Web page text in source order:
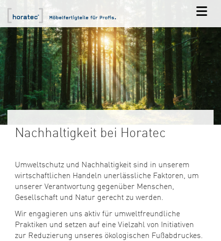
Nachhaltigkeit bei Horatec
Umweltschutz und Nachhaltigkeit sind in unserem
wirtschaftlichen Handeln unerlässliche Faktoren, um
unserer Verantwortung gegenüber Menschen,
Gesellschaft und Natur gerecht zu werden.
Wir engagieren uns aktiv für umweltfreundliche
Praktiken und setzen auf eine Vielzahl von Initiativen
zur Reduzierung unseres ökologischen Fußabdruckes.